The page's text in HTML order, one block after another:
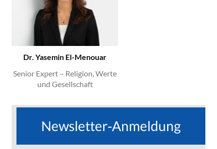
Dr. Yasemin El-Menouar
Senior Expert – Religion, Werte
und Gesellschaft
Newsletter-Anmeldung